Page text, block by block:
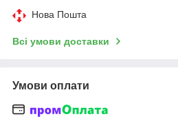
Нова Пошта
Всі умови доставки
Умови оплати